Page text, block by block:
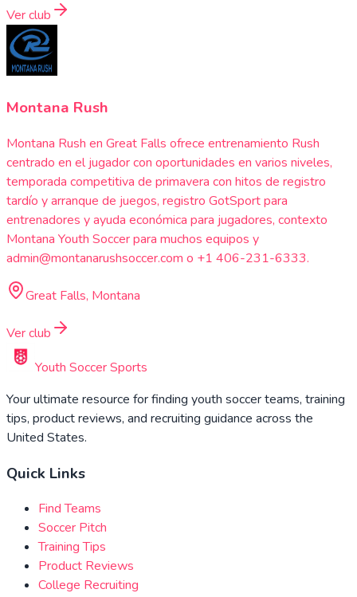
Ver club
Montana Rush
Montana Rush en Great Falls ofrece entrenamiento Rush
centrado en el jugador con oportunidades en varios niveles,
temporada competitiva de primavera con hitos de registro
tardío y arranque de juegos, registro GotSport para
entrenadores y ayuda económica para jugadores, contexto
Montana Youth Soccer para muchos equipos y
admin@montanarushsoccer.com o +1 406-231-6333.
Great Falls, Montana
Ver club
Youth Soccer Sports
Your ultimate resource for finding youth soccer teams, training
tips, product reviews, and recruiting guidance across the
United States.
Quick Links
Find Teams
Soccer Pitch
Training Tips
Product Reviews
College Recruiting